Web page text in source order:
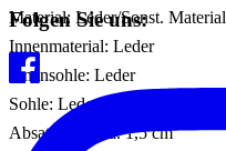
Material: Leder/Sonst. Material
Innenmaterial: Leder
Innensohle: Leder
Sohle: Leder-/Gummisohle
Absatzhöhe: ca. 1,5 cm
Folgen Sie uns: